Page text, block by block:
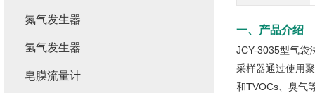
一、产品介绍
JCY-3035型气袋
采样器通过使用
和TVOCs、臭气
氮气发生器
氢气发生器
皂膜流量计